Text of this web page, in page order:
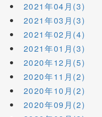
2021年04月(3)
2021年03月(3)
2021年02月(4)
2021年01月(3)
2020年12月(5)
2020年11月(2)
2020年10月(2)
2020年09月(2)